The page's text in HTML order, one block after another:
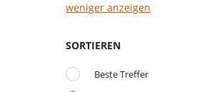
weniger anzeigen
SORTIEREN
Beste Treffer